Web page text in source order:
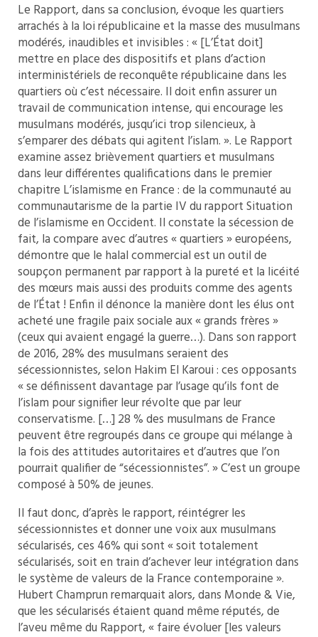
Le Rapport, dans sa conclusion, évoque les quartiers
arrachés à la loi républicaine et la masse des musulmans
modérés, inaudibles et invisibles : « [L’État doit]
mettre en place des dispositifs et plans d’action
interministériels de reconquête républicaine dans les
quartiers où c’est nécessaire. Il doit enfin assurer un
travail de communication intense, qui encourage les
musulmans modérés, jusqu’ici trop silencieux, à
s’emparer des débats qui agitent l’islam. ». Le Rapport
examine assez brièvement quartiers et musulmans
dans leur différentes qualifications dans le premier
chapitre L’islamisme en France : de la communauté au
communautarisme de la partie IV du rapport Situation
de l’islamisme en Occident. Il constate la sécession de
fait, la compare avec d’autres « quartiers » européens,
démontre que le halal commercial est un outil de
soupçon permanent par rapport à la pureté et la licéité
des mœurs mais aussi des produits comme des agents
de l’État ! Enfin il dénonce la manière dont les élus ont
acheté une fragile paix sociale aux « grands frères »
(ceux qui avaient engagé la guerre…). Dans son rapport
de 2016, 28% des musulmans seraient des
sécessionnistes, selon Hakim El Karoui : ces opposants
« se définissent davantage par l’usage qu’ils font de
l’islam pour signifier leur révolte que par leur
conservatisme. […] 28 % des musulmans de France
peuvent être regroupés dans ce groupe qui mélange à
la fois des attitudes autoritaires et d’autres que l’on
pourrait qualifier de “sécessionnistes”. » C’est un groupe
composé à 50% de jeunes.
Il faut donc, d’après le rapport, réintégrer les
sécessionnistes et donner une voix aux musulmans
sécularisés, ces 46% qui sont « soit totalement
sécularisés, soit en train d’achever leur intégration dans
le système de valeurs de la France contemporaine ».
Hubert Champrun remarquait alors, dans Monde & Vie,
que les sécularisés étaient quand même réputés, de
l’aveu même du Rapport, « faire évoluer [les valeurs